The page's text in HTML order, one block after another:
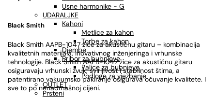
Usne harmonike - G
UDARALJKE
Kahoni
Metlice za kahon
Torbe za kahon
Djembe
Pribor za bubnjeve
Palice za bubnjeve
Podloge za vježbanje
OUTLET
Prsteni
Black Smith
Black Smith AAPB-1047 žice za akustičnu gitaru – kombinacija
kvalitetnih materijala, inovativnog inženjeringa i vrhunske
tehnologije. Black Smith AAPB-1047 žice za akustičnu gitaru
osiguravaju vrhunski zvuk, svirljivost i stabilnost štima, a
patentirano vakuumsko pakiranje osigurava očuvanje kvalitete. I
sve to po nenadmašnoj cijeni.